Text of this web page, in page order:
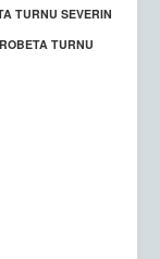
TURNU SEVERIN
TURNU